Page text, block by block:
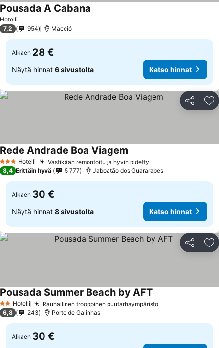
Hotelli
Pousada A Cabana
7,2 954 Maceió
Alkaen 28 €
Näytä hinnat 6 sivustolta Katso hinnat
Jaa
3 Tähtiluokitus
Hotelli Vastikään remontoitu ja hyvin pidetty
Rede Andrade Boa Viagem
8,4 Erittäin hyvä 5 777 Jaboatão dos Guararapes
Alkaen 30 €
Näytä hinnat 8 sivustolta Katso hinnat
Jaa
2 Tähtiluokitus
Hotelli Rauhallinen trooppinen puutarhaympäristö
Pousada Summer Beach by AFT
6,8 243 Porto de Galinhas
Alkaen 30 €